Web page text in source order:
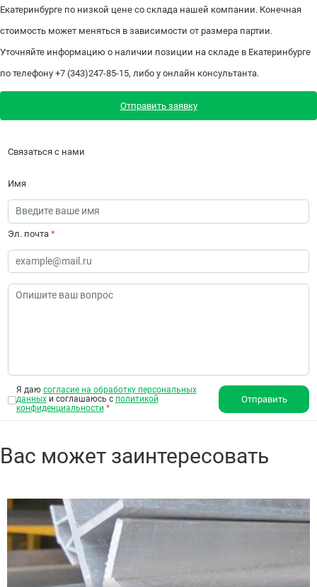
Екатеринбурге по низкой цене со склада нашей компании. Конечная
стоимость может меняться в зависимости от размера партии.
Уточняйте информацию о наличии позиции на складе в Екатеринбурге
по телефону +7 (343)247-85-15, либо у онлайн консультанта.
Отправить заявку
Связаться с нами
Имя
Эл. почта *
Я даю согласие на обработку персональных
данныхи соглашаюсь с политикой
конфиденциальности *
Отправить
Вас может заинтересовать